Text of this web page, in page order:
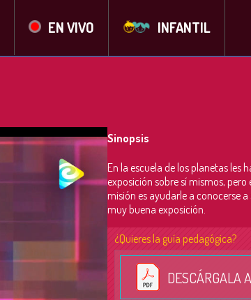
EN VIVO INFANTIL
Sinopsis
En la escuela de los planetas les
exposición sobre sí mismos, pero
misión es ayudarle a conocerse
muy buena exposición.
¿Quieres la guía pedagógica?
DESCÁRGALA